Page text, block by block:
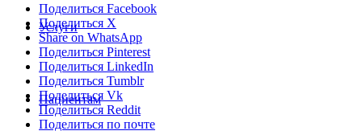
Услуги
Пациентам
Поделиться Facebook
Поделиться X
Share on WhatsApp
Поделиться Pinterest
Поделиться LinkedIn
Поделиться Tumblr
Поделиться Vk
Поделиться Reddit
Поделиться по почте